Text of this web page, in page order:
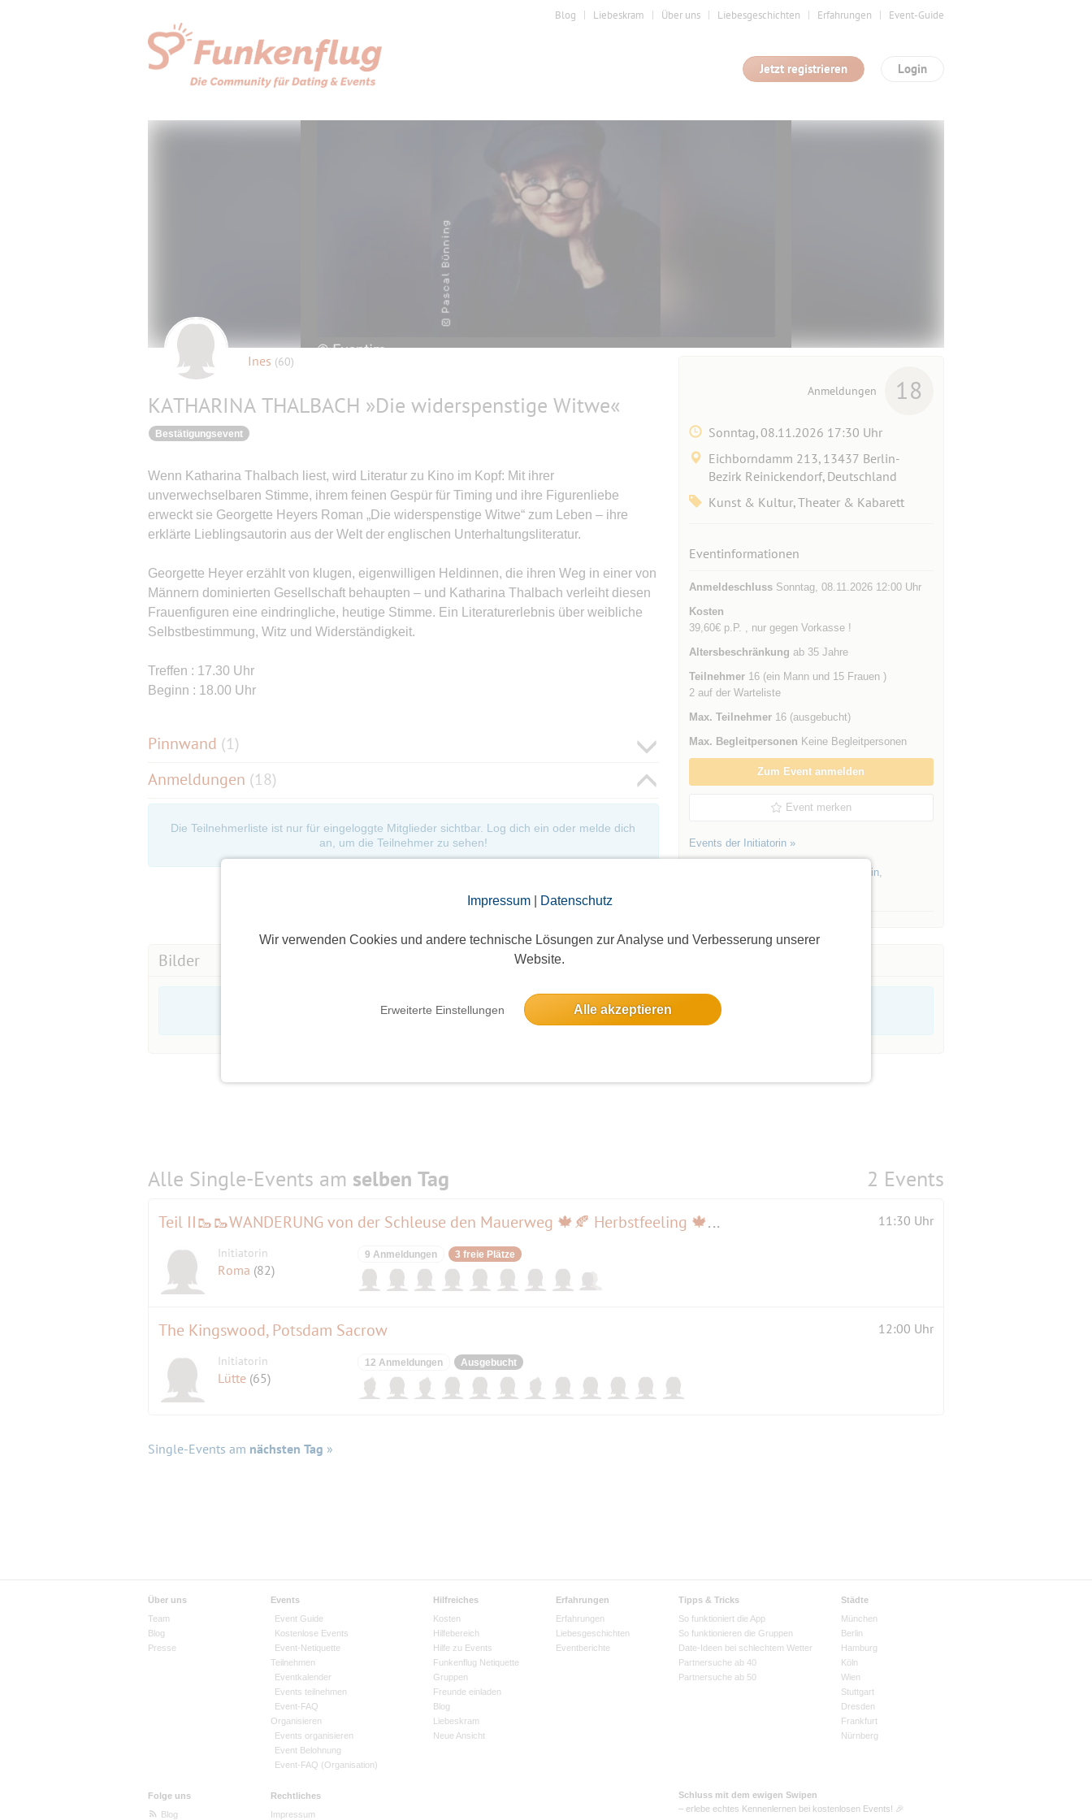
Impressum| Datenschutz
Wir verwenden Cookies und andere technische Lösungen zur Analyse und Verbesserung unserer
Website.
Erweiterte Einstellungen Alle akzeptieren
Blog Liebeskram Über uns Liebesgeschichten Erfahrungen Event-Guide
Login
Jetzt registrieren
Ines (60)
KATHARINA THALBACH »Die widerspenstige Witwe«
Bestätigungsevent
Wenn Katharina Thalbach liest, wird Literatur zu Kino im Kopf: Mit ihrer
unverwechselbaren Stimme, ihrem feinen Gespür für Timing und ihre Figurenliebe
erweckt sie Georgette Heyers Roman „Die widerspenstige Witwe“ zum Leben – ihre
erklärte Lieblingsautorin aus der Welt der englischen Unterhaltungsliteratur.
Georgette Heyer erzählt von klugen, eigenwilligen Heldinnen, die ihren Weg in einer von
Männern dominierten Gesellschaft behaupten – und Katharina Thalbach verleiht diesen
Frauenfiguren eine eindringliche, heutige Stimme. Ein Literaturerlebnis über weibliche
Selbstbestimmung, Witz und Widerständigkeit.
Treffen : 17.30 Uhr
Beginn : 18.00 Uhr
Pinnwand (1)
Anmeldungen (18)
Die Teilnehmerliste ist nur für eingeloggte Mitglieder sichtbar. Log dich ein oder melde dich
an, um die Teilnehmer zu sehen!
Anmeldungen 18
Sonntag, 08.11.2026 17:30 Uhr
Eichborndamm 213, 13437 Berlin-
Bezirk Reinickendorf, Deutschland
Kunst & Kultur, Theater & Kabarett
Eventinformationen
AnmeldeschlussSonntag, 08.11.2026 12:00 Uhr
Kosten
39,60€ p.P. , nur gegen Vorkasse !
Altersbeschränkung ab 35 Jahre
Teilnehmer16 (ein Mann und 15 Frauen )
2 auf der Warteliste
Max. Teilnehmer16 (ausgebucht)
Max. Begleitpersonen Keine Begleitpersonen
Zum Event anmelden
Event merken
Events der Initiatorin »
Berlin,
Bilder
Die Bildergalerien sind nur für eingeloggte Mitglieder sichtbar.
Alle Single-Events am selben Tag 2 Events
Teil II🥾🥾WANDERUNG von der Schleuse den Mauerweg 🍁🍂 Herbstfeeling 🍁🌞🍁+Einkehr 11:30 Uhr
Initiatorin
Roma (82)
9 Anmeldungen 3 freie Plätze
The Kingswood, Potsdam Sacrow 12:00 Uhr
Initiatorin
Lütte (65)
12 Anmeldungen Ausgebucht
Single-Events am nächsten Tag »
Über uns
Team
Blog
Presse
Events
Event Guide
Kostenlose Events
Event-Netiquette
Teilnehmen
Eventkalender
Events teilnehmen
Event-FAQ
Organisieren
Events organisieren
Event Belohnung
Event-FAQ (Organisation)
Hilfreiches
Kosten
Hilfebereich
Hilfe zu Events
Funkenflug Netiquette
Gruppen
Freunde einladen
Blog
Liebeskram
Neue Ansicht
Erfahrungen
Erfahrungen
Liebesgeschichten
Eventberichte
Tipps & Tricks
So funktioniert die App
So funktionieren die Gruppen
Date-Ideen bei schlechtem Wetter
Partnersuche ab 40
Partnersuche ab 50
Städte
München
Berlin
Hamburg
Köln
Wien
Stuttgart
Dresden
Frankfurt
Nürnberg
Folge uns
Blog
Rechtliches
Impressum
Schluss mit dem ewigen Swipen
– erlebe echtes Kennenlernen bei kostenlosen Events! 🎉